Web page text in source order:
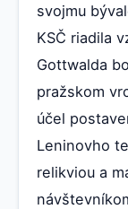
svojmu
KSČ riadila
Gottwalda
pražskom
účel
Leninovho
relikviou a